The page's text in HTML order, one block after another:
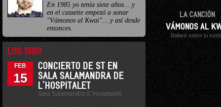
En 1985 yo tenía siete años... y
en el cassette empezó a sonar
"Vámonos al Kwai"... y así desde
entonces.
LOS SIGO
FEB
15
CONCIERTO DE ST EN
SALA SALAMANDRA DE
L'HOSPITALET
Sala Salamandra (L'Hospitalet)
LA CANCIÓN
VÁMONOS AL
Bailaré sobre tu